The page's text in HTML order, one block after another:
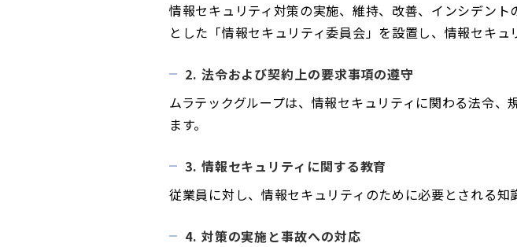
情報セキュリティ対策の実施、維持、改善、インシデン
とした「情報セキュリティ委員会」を設置し、情報セキュ
2. 法令および契約上の要求事項の遵守
ムラテックグループは、情報セキュリティに関わる法令
ます。
3. 情報セキュリティに関する教育
従業員に対し、情報セキュリティのために必要とされる知
4. 対策の実施と事故への対応